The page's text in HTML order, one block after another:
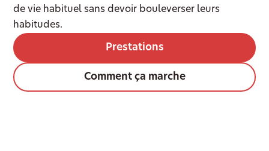
de vie habituel sans devoir bouleverser leurs
habitudes.
Prestations
Comment ça marche